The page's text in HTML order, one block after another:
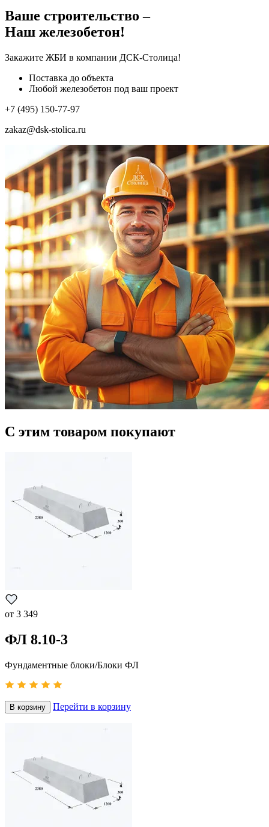
Ваше строительство –
Наш железобетон!
Закажите ЖБИ в компании ДСК-Столица!
Поставка до объекта
Любой железобетон под ваш проект
+7 (495) 150-77-97
zakaz@dsk-stolica.ru
С этим товаром покупают
от 3 349
ФЛ 8.10-3
Фундаментные блоки/Блоки ФЛ
В корзину Перейти в корзину